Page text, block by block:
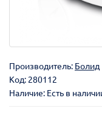
Производитель: Болид
Код: 280112
Наличие: Есть в